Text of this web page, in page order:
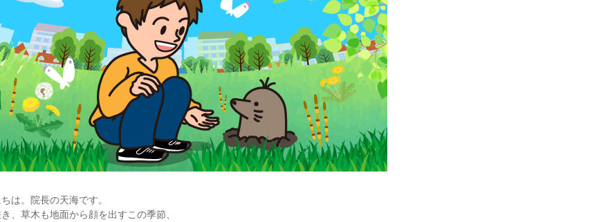
は。院長の天海です。
、草木も地面から顔を出すこの季節、